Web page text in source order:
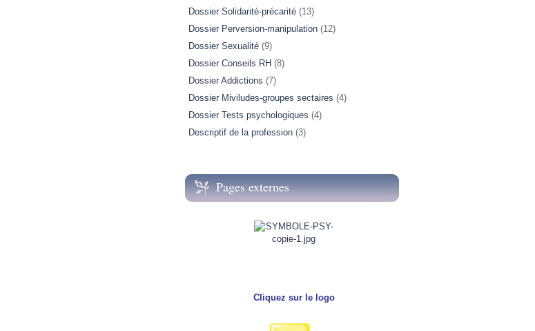
Dossier Solidarité-précarité (13)
Dossier Perversion-manipulation (12)
Dossier Sexualité (9)
Dossier Conseils RH (8)
Dossier Addictions (7)
Dossier Miviludes-groupes sectaires (4)
Dossier Tests psychologiques (4)
Descriptif de la profession (3)
Pages externes
Cliquez sur le logo